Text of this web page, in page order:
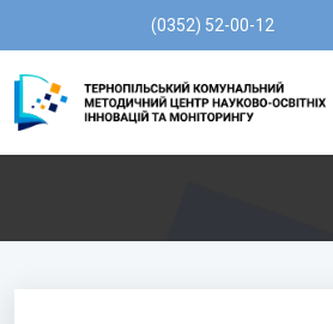
(0352) 52-00-12